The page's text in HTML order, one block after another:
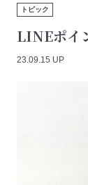
トピック
LINEポイ
23.09.15 UP